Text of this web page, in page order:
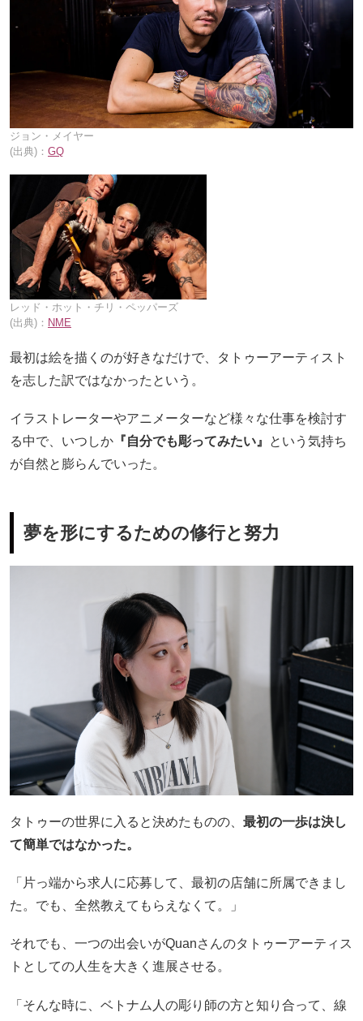
ジョン・メイヤー
(出典)： GQ
レッド・ホット・チリ・ペッパーズ
(出典)： NME
最初は絵を描くのが好きなだけで、タトゥーアーティスト
を志した訳ではなかったという。
イラストレーターやアニメーターなど様々な仕事を検討す
る中で、いつしか 『自分でも彫ってみたい』
という気持ち
が自然と膨らんでいった。
夢を形にするための修行と努力
タトゥーの世界に入ると決めたものの、 最初の一歩は決し
て簡単ではなかった。
「片っ端から求人に応募して、最初の店舗に所属できまし
た。でも、全然教えてもらえなくて。」
それでも、一つの出会いがQuanさんのタトゥーアーティス
トとしての人生を大きく進展させる。
「そんな時に、ベトナム人の彫り師の方と知り合って、線